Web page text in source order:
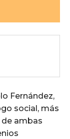
Fernández,
social, más
ambas